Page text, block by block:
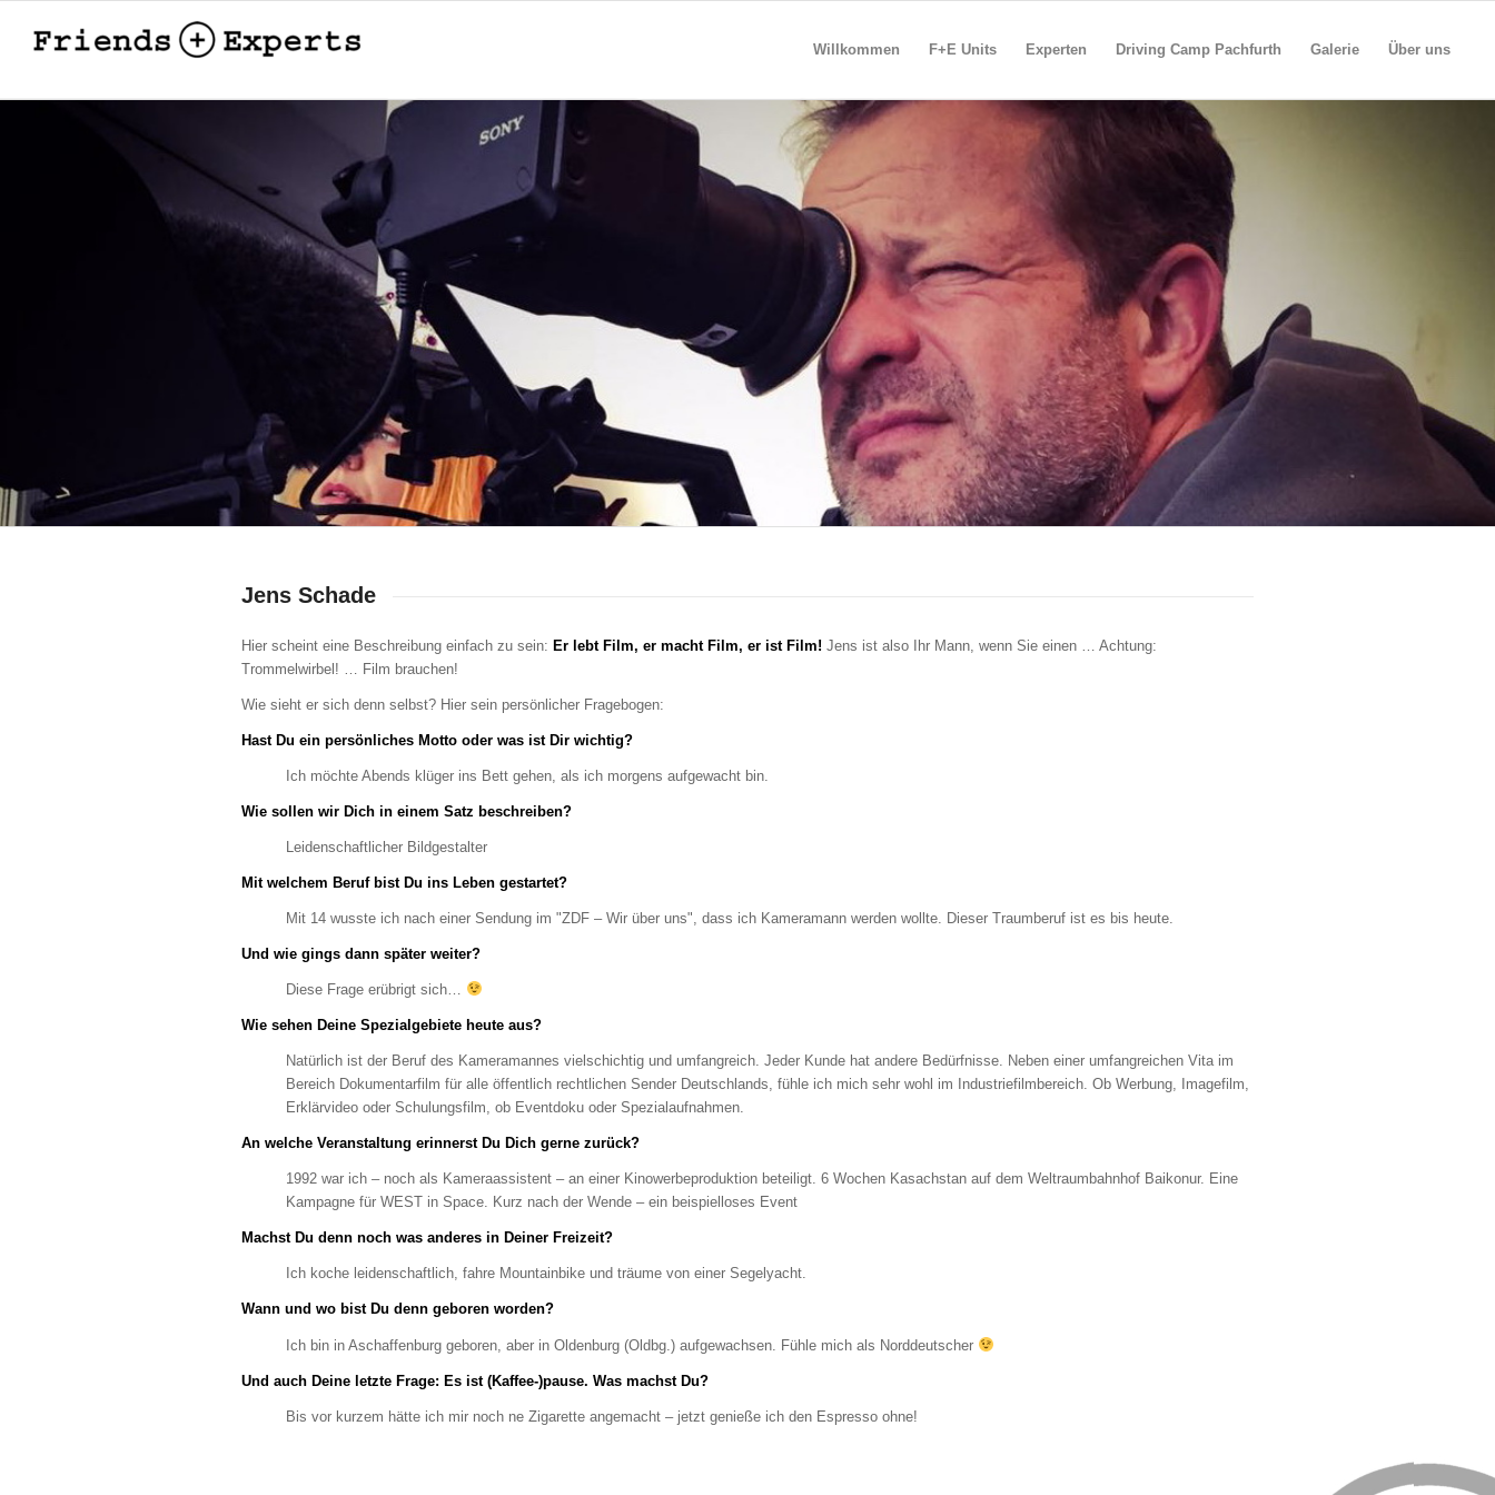
Willkommen F+E Units Experten Driving Camp Pachfurth Galerie Über uns
Jens Schade
Hier scheint eine Beschreibung einfach zu sein: Er lebt Film, er macht Film, er ist Film! Jens ist also Ihr Mann, wenn Sie einen … Achtung:
Trommelwirbel! … Film brauchen!
Wie sieht er sich denn selbst? Hier sein persönlicher Fragebogen:
Hast Du ein persönliches Motto oder was ist Dir wichtig?
Ich möchte Abends klüger ins Bett gehen, als ich morgens aufgewacht bin.
Wie sollen wir Dich in einem Satz beschreiben?
Leidenschaftlicher Bildgestalter
Mit welchem Beruf bist Du ins Leben gestartet?
Mit 14 wusste ich nach einer Sendung im "ZDF – Wir über uns", dass ich Kameramann werden wollte. Dieser Traumberuf ist es bis heute.
Und wie gings dann später weiter?
Diese Frage erübrigt sich…
Wie sehen Deine Spezialgebiete heute aus?
Natürlich ist der Beruf des Kameramannes vielschichtig und umfangreich. Jeder Kunde hat andere Bedürfnisse. Neben einer umfangreichen Vita im
Bereich Dokumentarfilm für alle öffentlich rechtlichen Sender Deutschlands, fühle ich mich sehr wohl im Industriefilmbereich. Ob Werbung, Imagefilm,
Erklärvideo oder Schulungsfilm, ob Eventdoku oder Spezialaufnahmen.
An welche Veranstaltung erinnerst Du Dich gerne zurück?
1992 war ich – noch als Kameraassistent – an einer Kinowerbeproduktion beteiligt. 6 Wochen Kasachstan auf dem Weltraumbahnhof Baikonur. Eine
Kampagne für WEST in Space. Kurz nach der Wende – ein beispielloses Event
Machst Du denn noch was anderes in Deiner Freizeit?
Ich koche leidenschaftlich, fahre Mountainbike und träume von einer Segelyacht.
Wann und wo bist Du denn geboren worden?
Ich bin in Aschaffenburg geboren, aber in Oldenburg (Oldbg.) aufgewachsen. Fühle mich als Norddeutscher
Und auch Deine letzte Frage: Es ist (Kaffee-)pause. Was machst Du?
Bis vor kurzem hätte ich mir noch ne Zigarette angemacht – jetzt genieße ich den Espresso ohne!